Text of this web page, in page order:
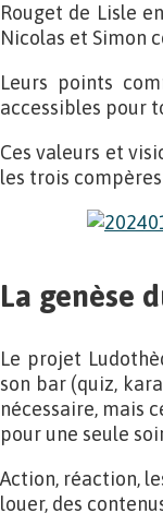
Rouget de Lisle
Nicolas et Simon
Leurs points
accessibles pour
Ces valeurs et
les trois
La genèse
Le projet
son bar (quiz,
nécessaire, mais
pour une seule
Action, réaction,
louer, des